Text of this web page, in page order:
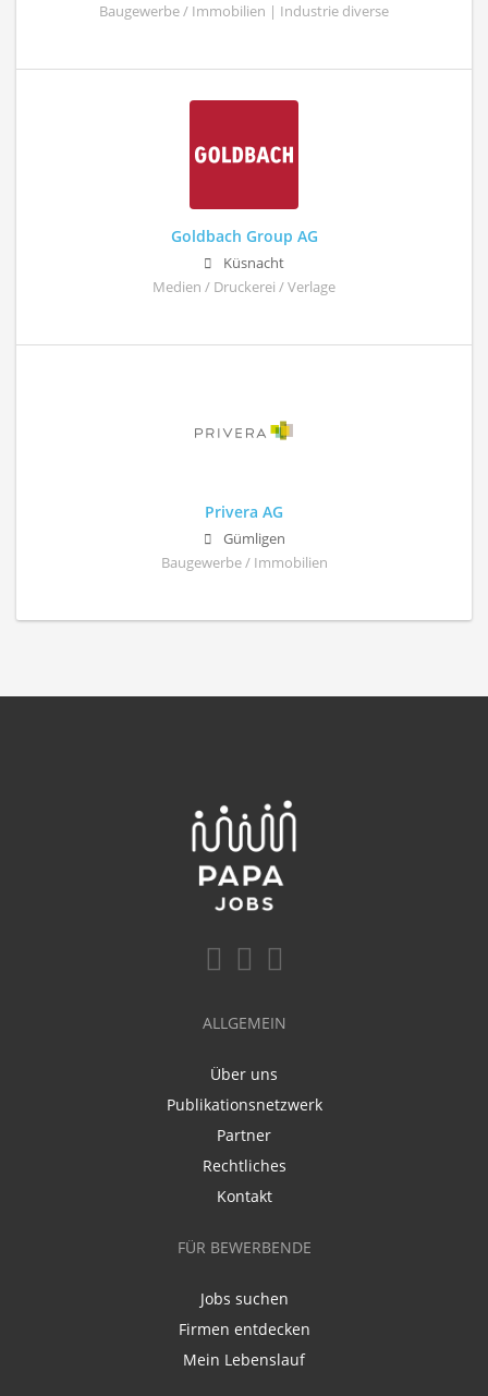
Baugewerbe / Immobilien | Industrie diverse
Goldbach Group AG
Küsnacht
Medien / Druckerei / Verlage
Privera AG
Gümligen
Baugewerbe / Immobilien
ALLGEMEIN
Über uns
Publikationsnetzwerk
Partner
Rechtliches
Kontakt
FÜR BEWERBENDE
Jobs suchen
Firmen entdecken
Mein Lebenslauf